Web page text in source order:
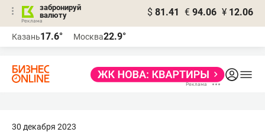
забронируй
валюту
$ 81.41 € 94.06 ¥ 12.06
Казань17.6° Москва22.9°
30 декабря 2023